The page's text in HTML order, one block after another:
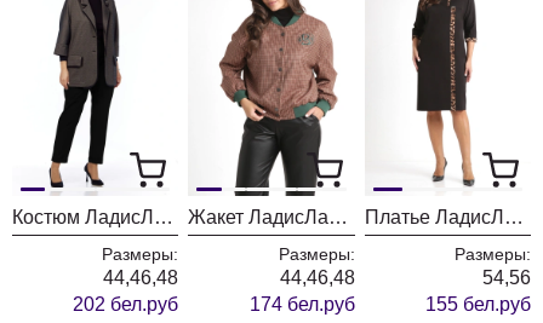
Костюм ЛадисЛайн 1533 темно серый+черный
Размеры:
44,46,48
202 бел.руб
Жакет ЛадисЛайн 1527 клетка
Размеры:
44,46,48
174 бел.руб
Платье ЛадисЛайн 1525 черный -лео
Размеры:
54,56
155 бел.руб